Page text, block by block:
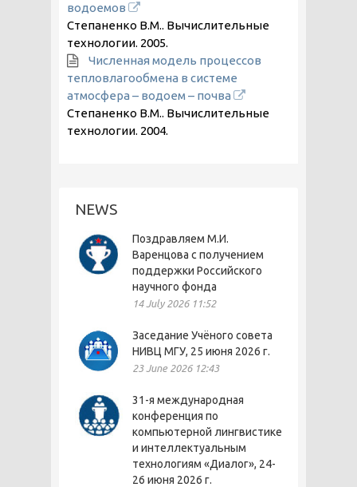
водоемов
Степаненко В.М.. Вычислительные
технологии. 2005.
Численная модель процессов
тепловлагообмена в системе
атмосфера – водоем – почва
Степаненко В.М.. Вычислительные
технологии. 2004.
NEWS
Поздравляем М.И.
Варенцова с получением
поддержки Российского
научного фонда
14 July 2026 11:52
Заседание Учёного совета
НИВЦ МГУ, 25 июня 2026 г.
23 June 2026 12:43
31-я международная
конференция по
компьютерной лингвистике
и интеллектуальным
технологиям «Диалог», 24-
26 июня 2026 г.